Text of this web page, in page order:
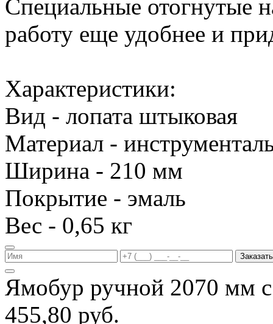
Специальные отогнутые
работу еще удобнее и
Характеристики:
Вид - лопата штыковая
Материал -
Ширина - 210 мм
Покрытие - эмаль
Вес - 0,65 кг
Заказать
Ямобур ручной 2070 мм
455,80 руб.